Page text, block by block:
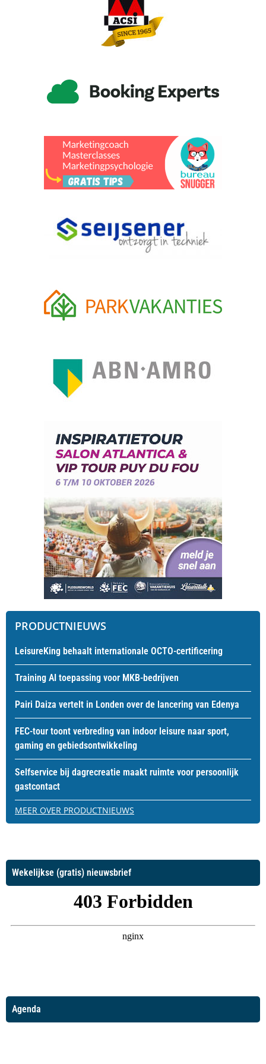
PRODUCTNIEUWS
LeisureKing behaalt internationale OCTO-certificering
Training AI toepassing voor MKB-bedrijven
Pairi Daiza vertelt in Londen over de lancering van Edenya
FEC-tour toont verbreding van indoor leisure naar sport,
gaming en gebiedsontwikkeling
Selfservice bij dagrecreatie maakt ruimte voor persoonlijk
gastcontact
MEER OVER PRODUCTNIEUWS
Wekelijkse (gratis) nieuwsbrief
Agenda